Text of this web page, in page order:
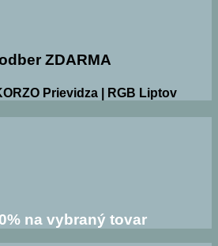
ZDARMA
Prievidza | RGB Liptov
na vybraný tovar